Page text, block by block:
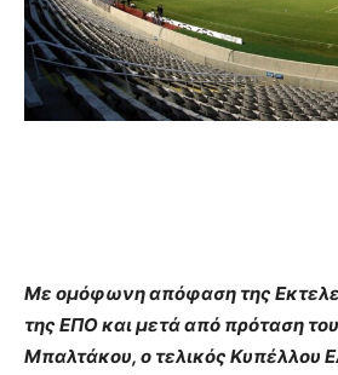
Με ομόφωνη απόφαση της
της ΕΠΟ και μετά από πρόταση
Μπαλτάκου, ο τελικός Κυπέλλου